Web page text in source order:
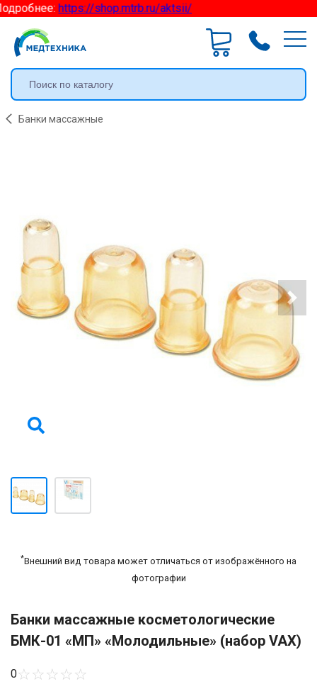
https://shop.mtrb.ru/aktsii/
Банки массажные
*Внешний вид товара может отличаться от изображённого на
фотографии
Банки массажные косметологические
БМК-01 «МП» «Молодильные» (набор VAX)
0☆☆☆☆☆